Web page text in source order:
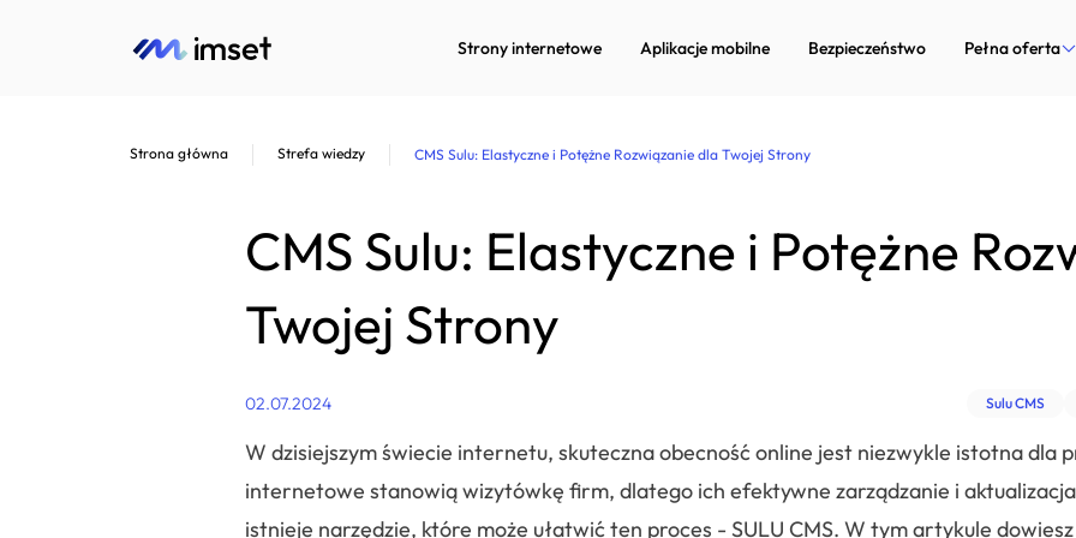
Strony internetowe Aplikacje mobilne Bezpieczeństwo Pełna oferta
Zarządzanie
Systemy
Strona główna Strefa wiedzy CMS Sulu: Elastyczne i Potężne Rozwiązanie dla Twojej Strony
CMS Sulu: Elastyczne i Potężne
Twojej Strony
02.07.2024 Sulu CMS
W dzisiejszym świecie internetu, skuteczna obecność online jest niezwykle istotna dla
internetowe stanowią wizytówkę firm, dlatego ich efektywne zarządzanie i
istnieje narzędzie, które może ułatwić ten proces - SULU CMS. W tym artykule